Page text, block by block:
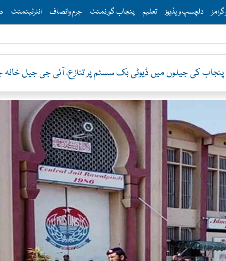
This is the main
دلچسپ ویڈیوز تعلیم پنجاب گورنمنٹ جرم وانصاف انٹرٹینمنٹ
پنجاب کی جیلوں میں ڈیوٹی بک سسٹم پر تنازع، آئی جی جیل خانہ